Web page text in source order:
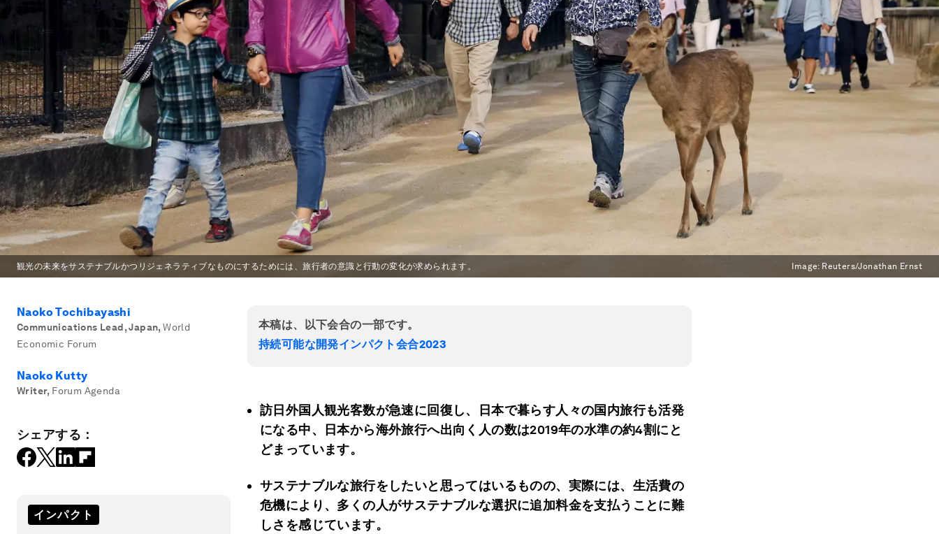
観光の未来をサステナブルかつリジェネラティブなものにするためには、旅行者の意識と行動の変化が求められます。 Image: Reuters/Jonathan Ernst
Naoko Tochibayashi
Communications Lead, Japan, World
Economic Forum
Naoko Kutty
Writer, Forum Agenda
シェアする：
インパクト
本稿は、以下会合の一部です。
持続可能な開発インパクト会合2023
訪日外国人観光客数が急速に回復し、日本で暮らす人々の国内旅行も活発
になる中、日本から海外旅行へ出向く人の数は2019年の水準の約4割にと
どまっています。
サステナブルな旅行をしたいと思ってはいるものの、実際には、生活費の
危機により、多くの人がサステナブルな選択に追加料金を支払うことに難
しさを感じています。